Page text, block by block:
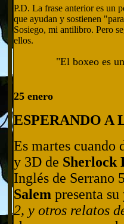
P.D. La frase anterior es un
que ayudan y sostienen
Sosiego, mi antilibro. Pero
ellos.
"El boxeo es
25 enero
ESPERANDO A
Es martes cuando
y 3D de Sherlock
Inglés de Serrano
Salem presenta
2, y otros relatos